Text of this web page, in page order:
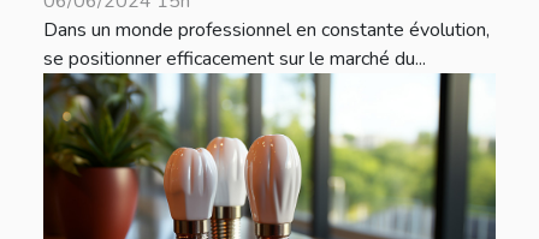
Dans un monde professionnel en constante évolution,
se positionner efficacement sur le marché du...